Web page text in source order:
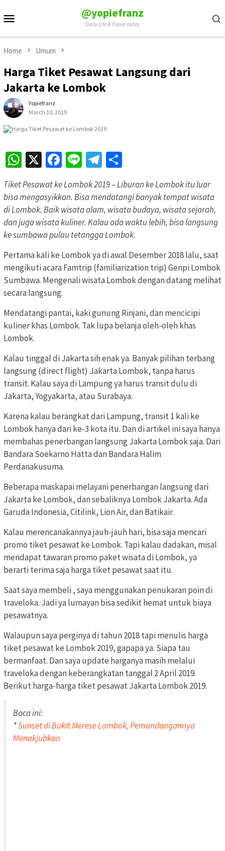
to
@yopiefranz
Daily Life & Travel notes
Home Umum
Harga Tiket Pesawat Langsung dari
Jakarta ke Lombok
Yopiefranz
March 10, 2019
WhatsApp
X Facebook
LineTelegram
Tiket Pesawat ke Lombok 2019 – Liburan ke Lombok itu luar
bisa mengasyikkan. Bisa mendatangi banyak tempat wisata
di Lombok. Baik wisata alam, wisata budaya, wisata sejarah,
dan juga wisata kuliner. Kalau ada waktu lebih, bisa langsung
ke sumbawa pulau tetangga Lombok.
Pertama kali ke Lombok ya di awal Desember 2018 lalu, saat
mengikuti acara Famtrip (familiarization trip) Genpi Lombok
Sumbawa. Mengenali wisata Lombok dengan datang melihat
secara langsung.
Mendatangi pantai, kaki gunung Rinjani, dan mencicipi
kuliner khas Lombok. Tak lupa belanja oleh-oleh khas
Lombok.
Kalau tinggal di Jakarta sih enak ya. Banyak pilihan terbang
langsung (direct flight) Jakarta Lombok, tanpa harus
transit. Kalau saya di Lampung ya harus transit dulu di
Jakarta, Yogyakarta, atau Surabaya.
Karena kalau berangkat dari Lampung, transit 1 kali ke
Lombok hanya dari ke-3 kota itu. Dan di artikel ini saya hanya
membahas penerbangan langsung Jakarta Lombok saja. Dari
Bandara Soekarno Hatta dan Bandara Halim
Perdanakusuma.
Beberapa maskapai melayani penerbangan langsung dari
Jakarta ke Lombok, dan sebaliknya Lombok Jakarta. Ada
Garuda Indonesia, Citilink, Lion Air, dan Batikair.
Kalau merencanakannya jauh-jauh hari, bisa saja mencari
promo tiket pesawat ke Lombok. Tapi kalau dadakan, misal
mendapat tawaran promo paket wisata di Lombok, ya
berarti terima saja harga tiket pesawat saat itu.
Saat saya membeli , saya menggunakan penukaran poin di
traveloka. Jadi ya lumayan bisa sedikit hemat untuk biaya
pesawatnya.
Walaupun saya perginya di tahun 2018 tapi menulis harga
tiket pesawat ke Lombok 2019, gapapa ya. Siapa tau
bermanfaat. Dan saya update harganya masih melalui
traveloka dengan keberangkatan tanggal 2 April 2019.
Berikut harga-harga tiket pesawat Jakarta Lombok 2019.
Baca ini:
*Sunset di Bukit Merese Lombok, Pemandangannya
Menakjubkan